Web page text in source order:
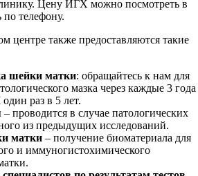
Цену ИГХ можно посмотреть в
по телефону.
центре также предоставляются такие
шейки матки: обращайтесь к нам для
мазка через каждые 3 года
раз в 5 лет.
– проводится в случае патологических
из предыдущих исследований.
матки – получение биоматериала для
и иммуногистохимического